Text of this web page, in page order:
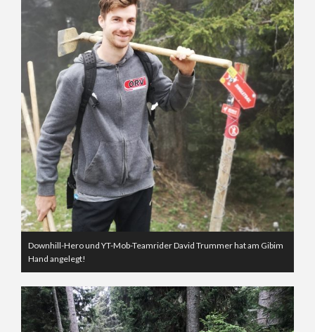
Downhill-Hero und YT-Mob-Teamrider David Trummer hat am Gibim
Hand angelegt!